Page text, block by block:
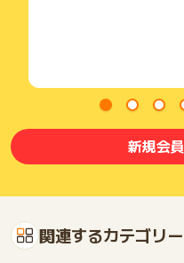
新規会
関連するカテゴリー